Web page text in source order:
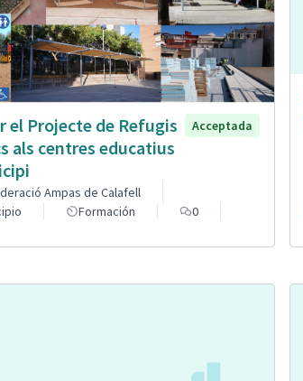
el Projecte de Refugis
als centres educatius
Acceptada
Ampas de Calafell
Formación
0